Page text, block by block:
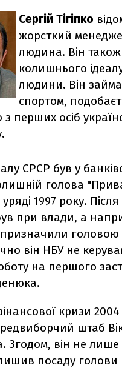
Сергій Тігіпко
жорсткий
людина. Він також
колишнього
людини. Він
спортом,
з перших осіб
СРСР був у
голова
1997 року. Після
при влади, а
призначили
він НБУ не
на першого
кризи 2004
штаб
Згодом, він не лише
посаду голови